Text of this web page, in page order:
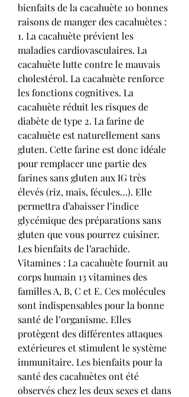
bienfaits de la cacahuète 10 bonnes
raisons de manger des cacahuètes :
1. La cacahuète prévient les
maladies cardiovasculaires. La
cacahuète lutte contre le mauvais
cholestérol. La cacahuète renforce
les fonctions cognitives. La
cacahuète réduit les risques de
diabète de type 2. La farine de
cacahuète est naturellement sans
gluten. Cette farine est donc idéale
pour remplacer une partie des
farines sans gluten aux IG très
élevés (riz, mais, fécules…). Elle
permettra d’abaisser l’indice
glycémique des préparations sans
gluten que vous pourrez cuisiner.
Les bienfaits de l’arachide.
Vitamines : La cacahuète fournit au
corps humain 13 vitamines des
familles A, B, C et E. Ces molécules
sont indispensables pour la bonne
santé de l’organisme. Elles
protègent des différentes attaques
extérieures et stimulent le système
immunitaire. Les bienfaits pour la
santé des cacahuètes ont été
observés chez les deux sexes et dans